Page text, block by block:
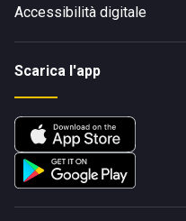
Accessibilità digitale
Scarica l'app